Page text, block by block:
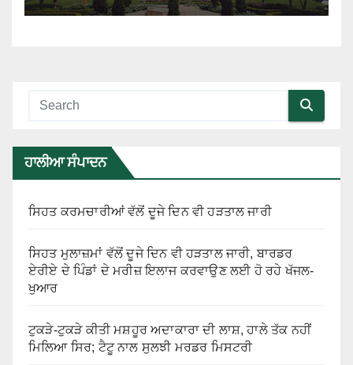
ਹਾਲੀਆ ਸੰਪਾਦਨ
ਸਿਹਤ ਕਰਮਚਾਰੀਆਂ ਵੱਲੋਂ ਦੂਜੇ ਦਿਨ ਵੀ ਹੜਤਾਲ ਜਾਰੀ
ਸਿਹਤ ਮੁਲਾਜ਼ਮਾਂ ਵੱਲੋਂ ਦੂਜੇ ਦਿਨ ਵੀ ਹੜਤਾਲ ਜਾਰੀ, ਬਾਰਡਰ
ਏਰੀਏ ਦੇ ਪਿੰਡਾਂ ਦੇ ਮਰੀਜ਼ ਇਲਾਜ ਕਰਵਾਉਣ ਲਈ ਹੋ ਰਹੇ ਖੱਜਲ-
ਖੁਆਰ
ਟੁਕੜੇ-ਟੁਕੜੇ ਕੀਤੀ ਮਸ਼ਹੂਰ ਅਦਾਕਾਰਾ ਦੀ ਲਾਸ਼, ਹਾਲੇ ਤੱਕ ਨਹੀਂ
ਮਿਲਿਆ ਸਿਰ; ਟੈਟੂ ਨਾਲ ਸੁਲਝੀ ਮਰਡਰ ਮਿਸਟਰੀ